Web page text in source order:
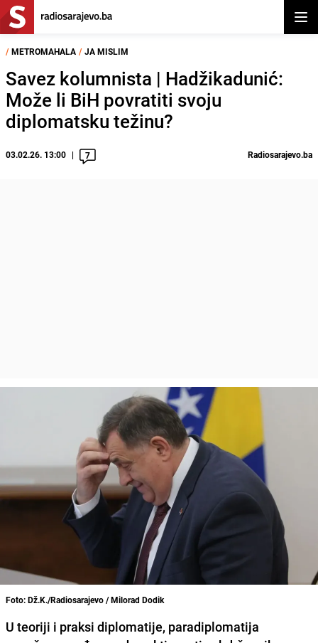
/ METROMAHALA / JA MISLIM
Savez kolumnista | Hadžikadunić:
Može li BiH povratiti svoju
diplomatsku težinu?
03.02.26. 13:00 7 Radiosarajevo.ba
Foto: Dž.K./Radiosarajevo / Milorad Dodik
U teoriji i praksi diplomatije, paradiplomatija